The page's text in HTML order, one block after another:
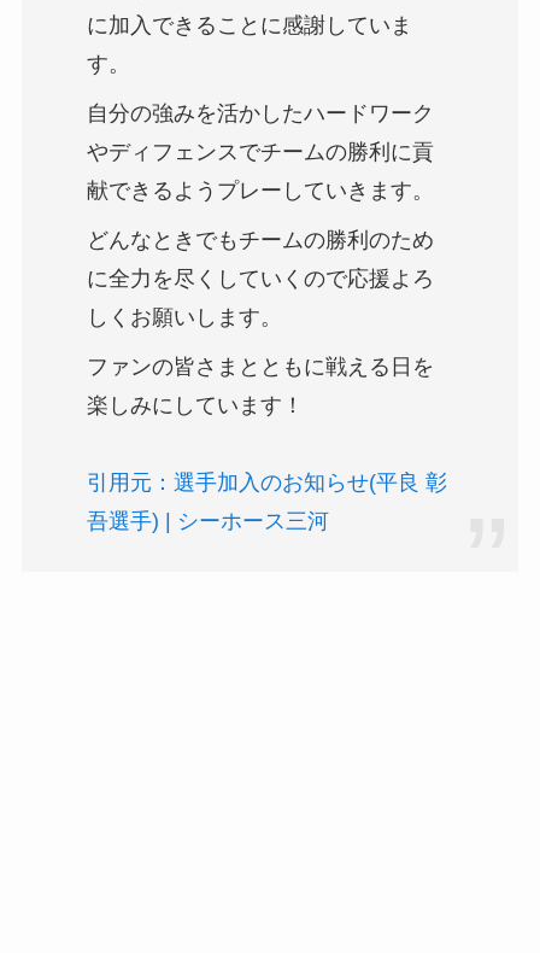
に加入できることに感謝していま
す。
自分の強みを活かしたハードワーク
やディフェンスでチームの勝利に貢
献できるようプレーしていきます。
どんなときでもチームの勝利のため
に全力を尽くしていくので応援よろ
しくお願いします。
ファンの皆さまとともに戦える日を
楽しみにしています！
引用元：選手加入のお知らせ(平良 彰
吾選手) | シーホース三河